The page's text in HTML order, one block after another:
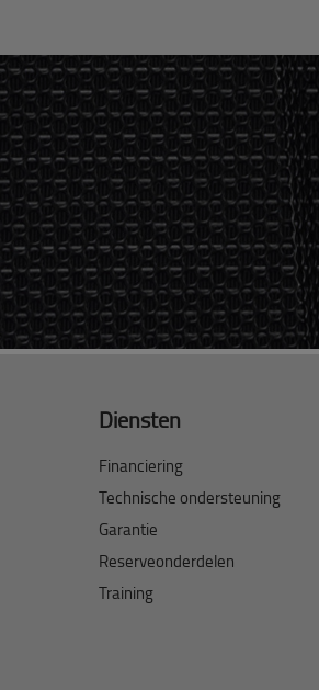
Diensten
Financiering
Technische ondersteuning
Garantie
Reserveonderdelen
Training